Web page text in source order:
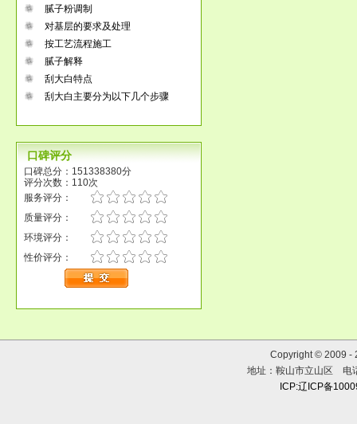
腻子粉调制
对基层的要求及处理
按工艺流程施工
腻子解释
刮大白特点
刮大白主要分为以下几个步骤
口碑评分
口碑总分：151338380分
评分次数：110次
服务评分：
质量评分：
环境评分：
性价评分：
Copyright © 2009 -
地址：鞍山市立山区
ICP:辽ICP备